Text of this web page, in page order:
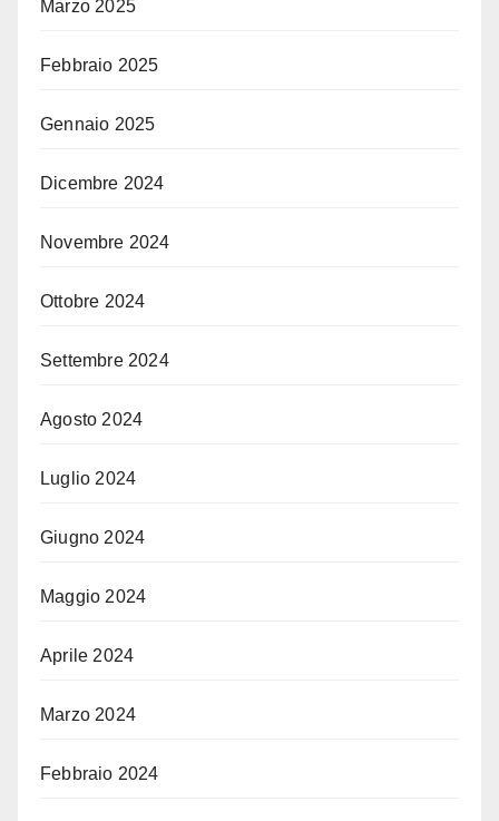
Marzo 2025
Febbraio 2025
Gennaio 2025
Dicembre 2024
Novembre 2024
Ottobre 2024
Settembre 2024
Agosto 2024
Luglio 2024
Giugno 2024
Maggio 2024
Aprile 2024
Marzo 2024
Febbraio 2024